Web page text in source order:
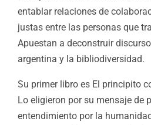
entablar relaciones de
justas entre las personas que
Apuestan a deconstruir
argentina y la bibliodiversidad.
Su primer libro es El principito
Lo eligieron por su mensaje de
entendimiento por la